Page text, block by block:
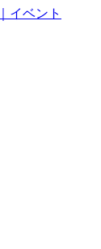
イベント